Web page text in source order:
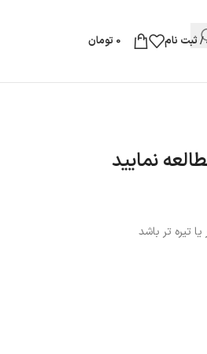
/ ثبت نام 0 تومان
نمایید
تیره تر باشد